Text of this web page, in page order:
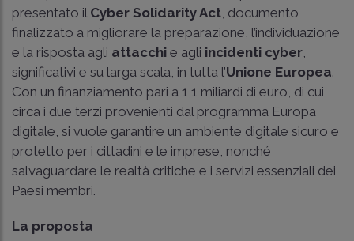
presentato il Cyber Solidarity Act , documento
finalizzato a migliorare la preparazione, l’individuazione
e la risposta agli attacchi e agli incidenti cyber
significativi e su larga scala, in tutta l’Unione Europea.
Con un finanziamento pari a 1,1 miliardi di euro, di cui
circa i due terzi provenienti dal programma Europa
digitale, si vuole garantire un ambiente digitale sicuro e
protetto per i cittadini e le imprese, nonché
salvaguardare le realtà critiche e i servizi essenziali dei
Paesi membri.
La proposta